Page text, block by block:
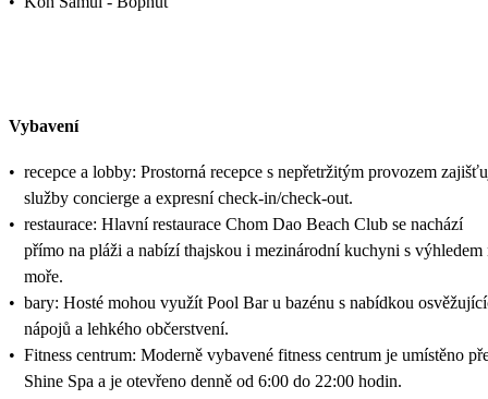
Vybavení
• recepce a lobby: Prostorná recepce s nepřetržitým provozem
služby concierge a expresní check-in/check-out.
• restaurace: Hlavní restaurace Chom Dao Beach Club se nachází
přímo na pláži a nabízí thajskou i mezinárodní kuchyni s výhledem
moře.
• bary: Hosté mohou využít Pool Bar u bazénu s nabídkou
nápojů a lehkého občerstvení.
• Fitness centrum: Moderně vybavené fitness centrum je umístěno
Shine Spa a je otevřeno denně od 6:00 do 22:00 hodin.